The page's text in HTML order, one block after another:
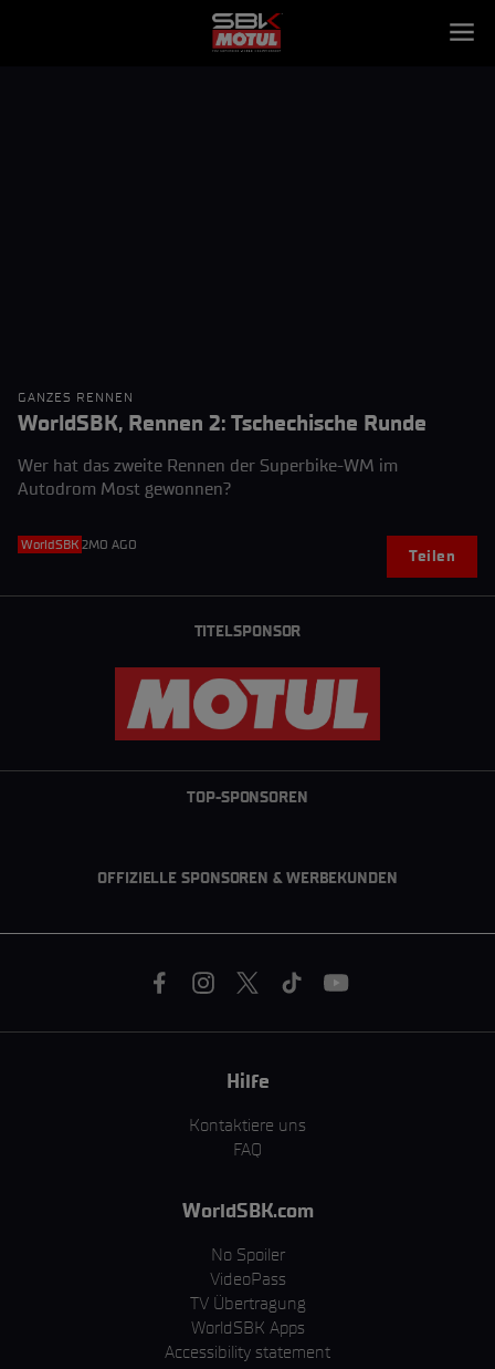
GANZES RENNEN
WorldSBK, Rennen 2: Tschechische Runde
Wer hat das zweite Rennen der Superbike-WM im
Autodrom Most gewonnen?
WorldSBK 2MO AGO
Teilen
TITELSPONSOR
TOP-SPONSOREN
OFFIZIELLE SPONSOREN & WERBEKUNDEN
Hilfe
Kontaktiere uns
FAQ
WorldSBK.com
No Spoiler
VideoPass
TV Übertragung
WorldSBK Apps
Accessibility statement